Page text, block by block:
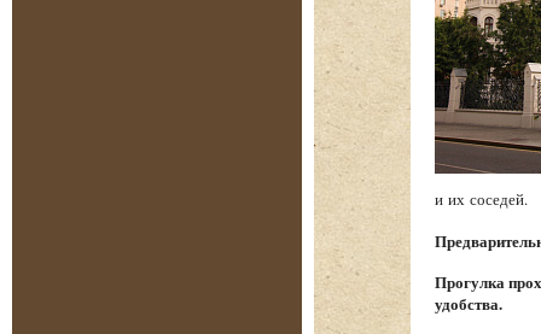
и их соседей.
Прогулка
удобства.